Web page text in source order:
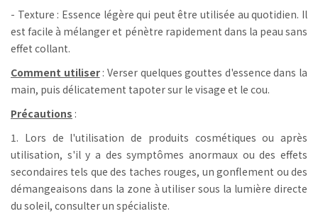
- Texture : Essence légère qui peut être utilisée au quotidien. Il
est facile à mélanger et pénètre rapidement dans la peau sans
effet collant.
Comment utiliser: Verser quelques gouttes d'essence dans la
main, puis délicatement tapoter sur le visage et le cou.
Précautions :
1. Lors de l'utilisation de produits cosmétiques ou après
utilisation, s'il y a des symptômes anormaux ou des effets
secondaires tels que des taches rouges, un gonflement ou des
démangeaisons dans la zone à utiliser sous la lumière directe
du soleil, consulter un spécialiste.